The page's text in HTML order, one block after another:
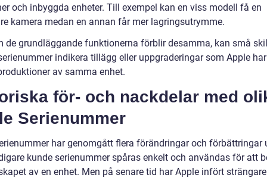
och inbyggda enheter. Till exempel kan en viss modell få en
kamera medan en annan får mer lagringsutrymme.
de grundläggande funktionerna förblir desamma, kan små
indikera tillägg eller uppgraderingar som Apple
av samma enhet.
för- och nackdelar med
Serienummer
har genomgått flera förändringar och förbättringar
kunde serienummer spåras enkelt och användas för att
av en enhet. Men på senare tid har Apple infört strängare